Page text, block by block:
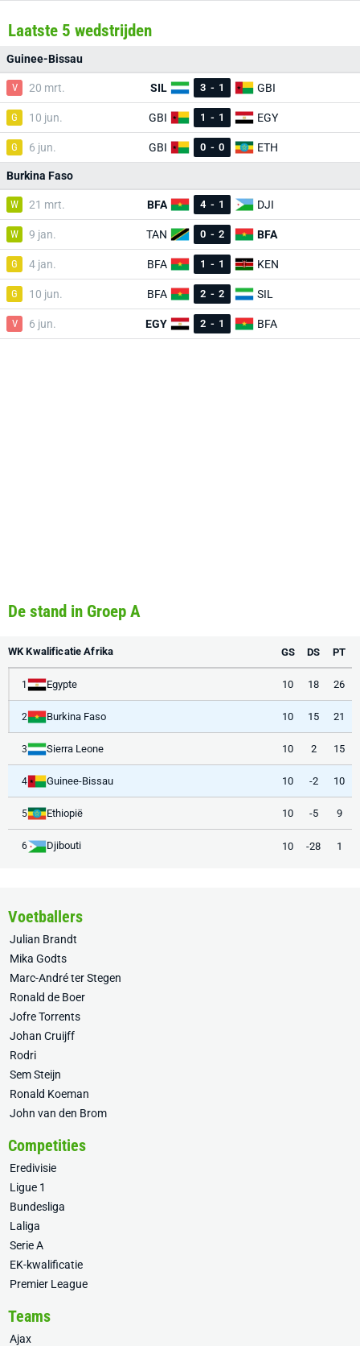
Laatste 5 wedstrijden
Guinee-Bissau
V 20 mrt. SIL 3 - 1 GBI
G 10 jun. GBI 1 - 1 EGY
G 6 jun. GBI 0 - 0 ETH
Burkina Faso
W 21 mrt. BFA 4 - 1 DJI
W 9 jan. TAN 0 - 2 BFA
G 4 jan. BFA 1 - 1 KEN
G 10 jun. BFA 2 - 2 SIL
V 6 jun. EGY 2 - 1 BFA
De stand in Groep A
WK Kwalificatie Afrika GS DS PT
1 Egypte 10 18 26
2 Burkina Faso 10 15 21
3 Sierra Leone 10 2 15
4 Guinee-Bissau 10 -2 10
5 Ethiopië 10 -5 9
6 Djibouti 10 -28 1
Voetballers
Julian Brandt
Mika Godts
Marc-André ter Stegen
Ronald de Boer
Jofre Torrents
Johan Cruijff
Rodri
Sem Steijn
Ronald Koeman
John van den Brom
Competities
Eredivisie
Ligue 1
Bundesliga
Laliga
Serie A
EK-kwalificatie
Premier League
Teams
Ajax